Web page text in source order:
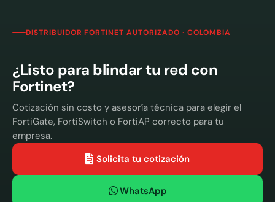
DISTRIBUIDOR FORTINET AUTORIZADO · COLOMBIA
¿Listo para blindar tu red con
Fortinet?
Cotización sin costo y asesoría técnica para elegir el
FortiGate, FortiSwitch o FortiAP correcto para tu
empresa.
Solicita tu cotización
WhatsApp